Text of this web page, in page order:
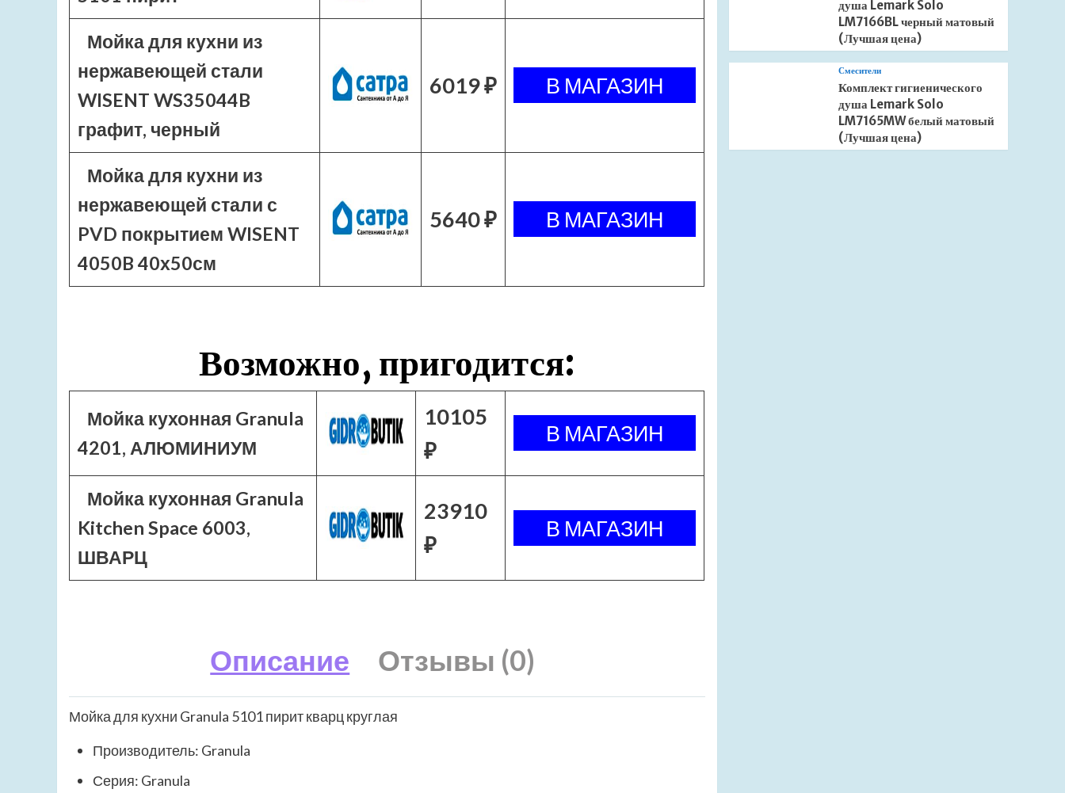
Мойка для кухни из
нержавеющей стали
WISENT WS35044B
графит, черный
6019 ₽
Мойка для кухни из
нержавеющей стали с
PVD покрытием WISENT
4050B 40х50см
5640 ₽
Возможно, пригодится:
Мойка кухонная Granula
4201, АЛЮМИНИУМ
10105
₽
Мойка кухонная Granula
Kitchen Space 6003,
ШВАРЦ
23910
₽
Описание Отзывы (0)
Мойка для кухни Granula 5101 пирит кварц круглая
Производитель: Granula
Серия: Granula
душа Lemark Solo
LM7166BL черный матовый
(Лучшая цена)
Смесители
Комплект гигиенического
душа Lemark Solo
LM7165MW белый матовый
(Лучшая цена)